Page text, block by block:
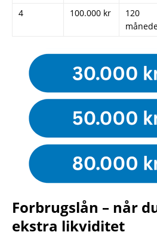
4
100.000 kr
120
Forbrugslån – når
ekstra likviditet